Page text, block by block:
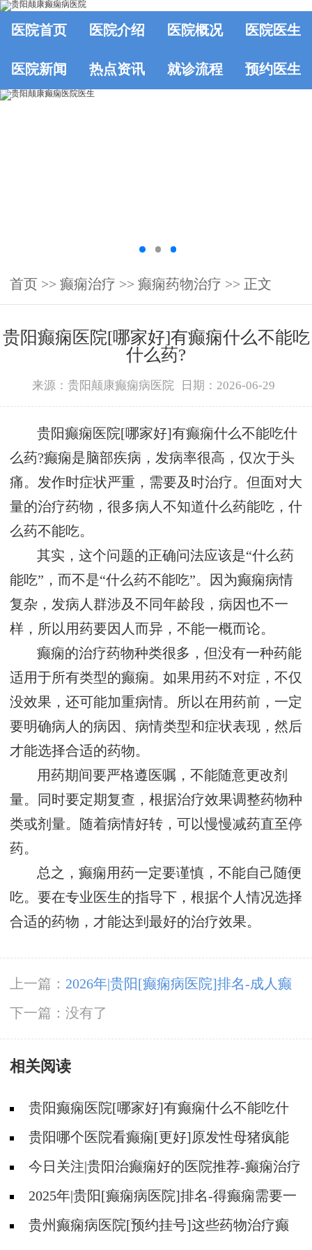
医院首页 医院介绍 医院概况 医院医生
医院新闻 热点资讯 就诊流程 预约医生
首页 >> 癫痫治疗 >> 癫痫药物治疗 >> 正文
贵阳癫痫医院[哪家好]有癫痫什么不能吃
什么药?
来源：贵阳颠康癫痫病医院 日期：2026-06-29
贵阳癫痫医院[哪家好]有癫痫什么不能吃什
么药?癫痫是脑部疾病，发病率很高，仅次于头
痛。发作时症状严重，需要及时治疗。但面对大
量的治疗药物，很多病人不知道什么药能吃，什
么药不能吃。
其实，这个问题的正确问法应该是“什么药
能吃”，而不是“什么药不能吃”。因为癫痫病情
复杂，发病人群涉及不同年龄段，病因也不一
样，所以用药要因人而异，不能一概而论。
癫痫的治疗药物种类很多，但没有一种药能
适用于所有类型的癫痫。如果用药不对症，不仅
没效果，还可能加重病情。所以在用药前，一定
要明确病人的病因、病情类型和症状表现，然后
才能选择合适的药物。
用药期间要严格遵医嘱，不能随意更改剂
量。同时要定期复查，根据治疗效果调整药物种
类或剂量。随着病情好转，可以慢慢减药直至停
药。
总之，癫痫用药一定要谨慎，不能自己随便
吃。要在专业医生的指导下，根据个人情况选择
合适的药物，才能达到最好的治疗效果。
上一篇： 2026年|贵阳[癫痫病医院]排名-成人癫
痫急救措施护理
下一篇：没有了
相关阅读
贵阳癫痫医院[哪家好]有癫痫什么不能吃什
么药?贵阳哪个医院看癫痫[更好]原发性母猪疯能
治好吗?
今日关注|贵阳治癫痫好的医院推荐-癫痫治疗
怎么能好?
2025年|贵阳[癫痫病医院]排名-得癫痫需要一
直吃药吗？
贵州癫痫病医院[预约挂号]这些药物治疗癫